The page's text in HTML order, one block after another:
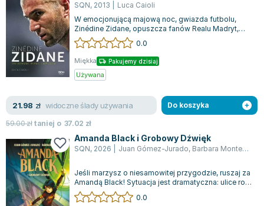
SQN, 2013
Luca Caioli
W emocjonującą majową noc, gwiazda futbolu,
Zinédine Zidane, opuszcza fanów Realu Madryt,
podczas gdy tłum skanduje jego imię, a w...
0.0
Miękka Pakujemy dzisiaj
Używana
21.98 zł widoczne ślady używania
59.00złtaniej o 37.02 zł
Do koszyka
Amanda Black i Grobowy Dźwięk
SQN, 2026 Juan Gómez-Jurado, Barbara Montes ,
Jeśli marzysz o niesamowitej przygodzie, ruszaj za
Amandą Black! Sytuacja jest dramatyczna: ulice roi
się od ludzi, którzy zachowu...
0.0